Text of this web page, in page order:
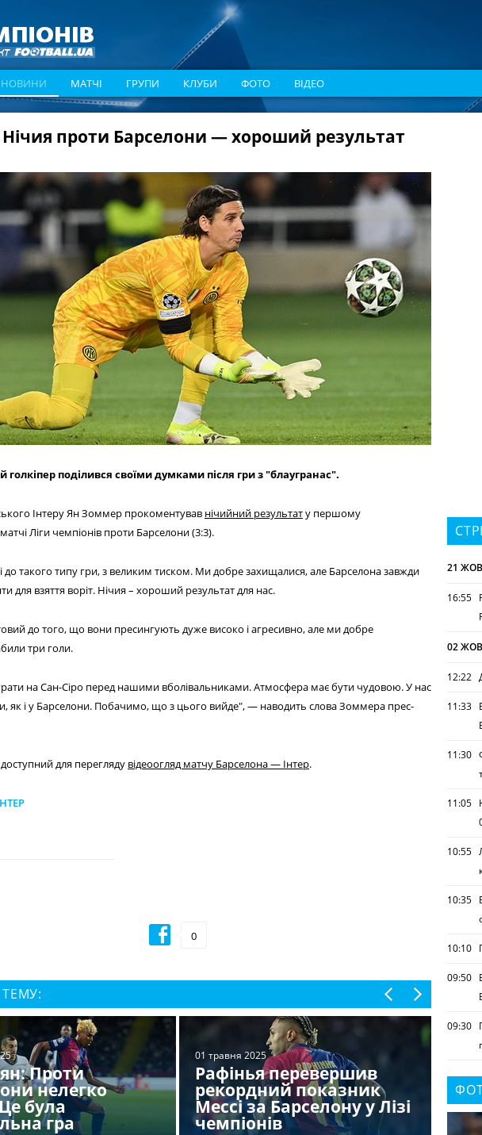
НОВИНИ МАТЧІ ГРУПИ КЛУБИ ФОТО ВІДЕО
проти Барселони — хороший результат
поділився своїми думками після гри з "блаугранас".
Інтеру Ян Зоммер прокоментував нічийний результату першому
Ліги чемпіонів проти Барселони (3:3).
до такого типу гри, з великим тиском. Ми добре захищалися, але Барселона завжди
для взяття воріт. Нічия – хороший результат для нас.
до того, що вони пресингують дуже високо і агресивно, але ми добре
три голи.
на Сан-Сіро перед нашими вболівальниками. Атмосфера має бути чудовою. У нас
як і у Барселони. Побачимо, що з цього вийде", — наводить слова Зоммера прес-
доступний для перегляду відеоогляд матчу Барселона — Інтер.
0
ТЕМУ:
Проти
нелегко
була
гра
01 травня 2025
Рафінья перевершив
рекордний показник
Мессі за Барселону у Лізі
чемпіонів
01
21
16:55
02
12:22
11:33
11:30
11:05
10:55
10:35
10:10
09:50
09:30